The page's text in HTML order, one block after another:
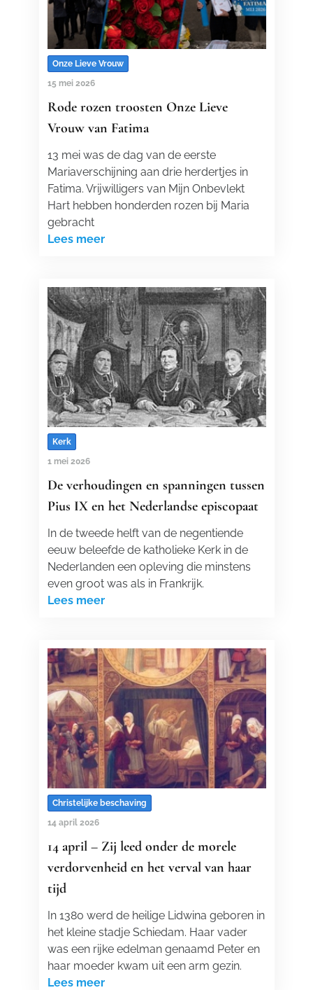
Onze Lieve Vrouw
15 mei 2026
Rode rozen troosten Onze Lieve
Vrouw van Fatima
13 mei was de dag van de eerste
Mariaverschijning aan drie herdertjes in
Fatima. Vrijwilligers van Mijn Onbevlekt
Hart hebben honderden rozen bij Maria
gebracht
Lees meer
Kerk
1 mei 2026
De verhoudingen en spanningen tussen
Pius IX en het Nederlandse episcopaat
In de tweede helft van de negentiende
eeuw beleefde de katholieke Kerk in de
Nederlanden een opleving die minstens
even groot was als in Frankrijk.
Lees meer
Christelijke beschaving
14 april 2026
14 april – Zij leed onder de morele
verdorvenheid en het verval van haar
tijd
In 1380 werd de heilige Lidwina geboren in
het kleine stadje Schiedam. Haar vader
was een rijke edelman genaamd Peter en
haar moeder kwam uit een arm gezin.
Lees meer